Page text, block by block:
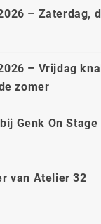
– Zaterdag,
– Vrijdag
zomer
Genk On
van Atelier 32